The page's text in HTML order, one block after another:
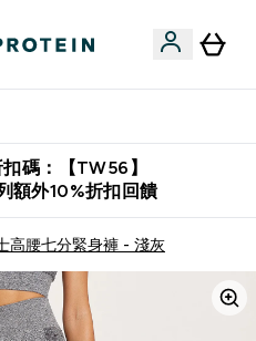
碼：【TW56】
額外10%折扣回饋
高腰七分緊身褲 - 淺灰